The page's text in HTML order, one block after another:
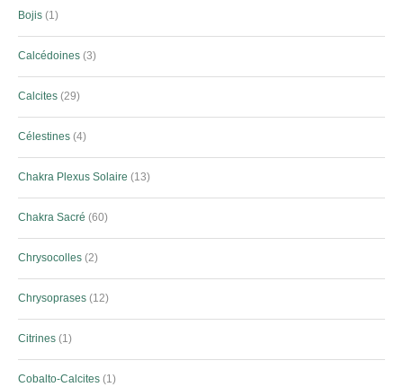
Bojis 1
Calcédoines 3
Calcites 29
Célestines 4
Chakra Plexus Solaire 13
Chakra Sacré 60
Chrysocolles 2
Chrysoprases 12
Citrines 1
Cobalto-Calcites 1